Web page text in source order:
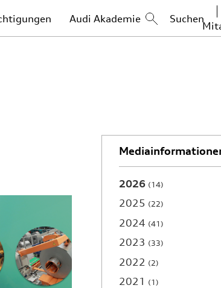
Audi Akademie
2026 14
2025 22
2024 41
2023 33
2022 2
2021 1